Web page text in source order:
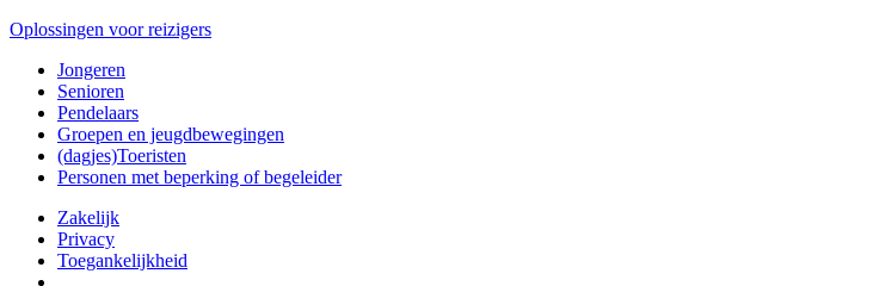
Oplossingen voor reizigers
Jongeren
Senioren
Pendelaars
Groepen en jeugdbewegingen
(dagjes)Toeristen
Personen met beperking of begeleider
Zakelijk
Privacy
Toegankelijkheid